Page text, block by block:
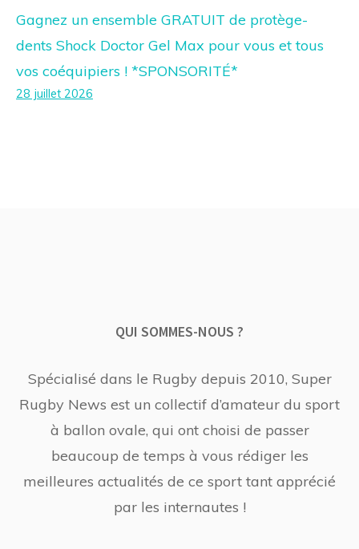
Gagnez un ensemble GRATUIT de protège-
dents Shock Doctor Gel Max pour vous et tous
vos coéquipiers ! *SPONSORITÉ*
28 juillet 2026
QUI SOMMES-NOUS ?
Spécialisé dans le Rugby depuis 2010, Super
Rugby News est un collectif d’amateur du sport
à ballon ovale, qui ont choisi de passer
beaucoup de temps à vous rédiger les
meilleures actualités de ce sport tant apprécié
par les internautes !